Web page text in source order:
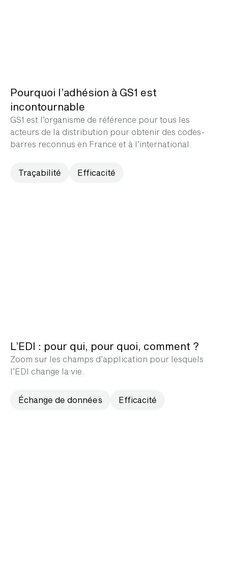
Pourquoi l’adhésion à GS1 est
incontournable
GS1 est l’organisme de référence pour tous les
acteurs de la distribution pour obtenir des codes-
barres reconnus en France et à l’international.
Traçabilité Efficacité
L’EDI : pour qui, pour quoi, comment ?
Zoom sur les champs d’application pour lesquels
l’EDI change la vie.
Échange de données Efficacité